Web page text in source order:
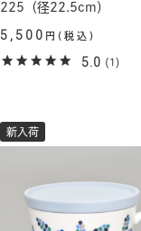
225（径22.5cm）
5,500 円(税込)
5.0 (1)
新入荷